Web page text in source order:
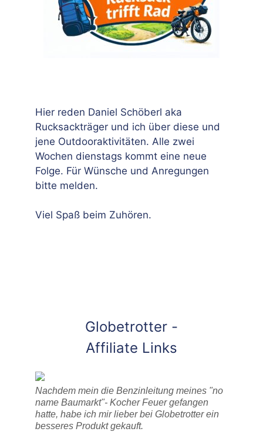
Hier reden Daniel Schöberl aka
Rucksackträger und ich über diese und
jene Outdooraktivitäten. Alle zwei
Wochen dienstags kommt eine neue
Folge. Für Wünsche und Anregungen
bitte melden.
Viel Spaß beim Zuhören.
Globetrotter -
Affiliate Links
Nachdem mein die Benzinleitung meines "no
name Baumarkt"- Kocher Feuer gefangen
hatte, habe ich mir lieber bei Globetrotter ein
besseres Produkt gekauft.